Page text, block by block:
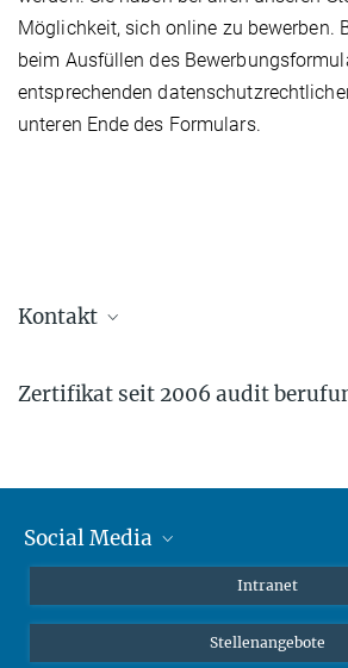
Möglichkeit, sich online zu bewerben.
beim Ausfüllen des
entsprechenden
unteren Ende des Formulars.
Kontakt
Personalleitung
career@...
career@...
Zertifikat seit 2006 audit
Social Media
LinkedIn
Intranet
Stellenangebote